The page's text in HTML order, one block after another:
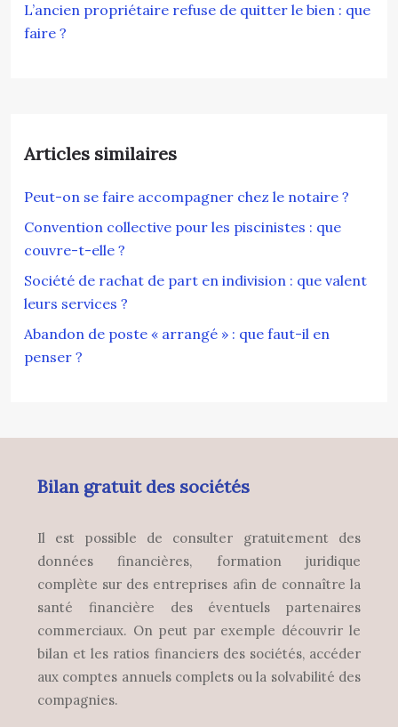
L’ancien propriétaire refuse de quitter le bien : que
faire ?
Articles similaires
Peut-on se faire accompagner chez le notaire ?
Convention collective pour les piscinistes : que
couvre-t-elle ?
Société de rachat de part en indivision : que valent
leurs services ?
Abandon de poste « arrangé » : que faut-il en
penser ?
Bilan gratuit des sociétés
Il est possible de consulter gratuitement des
données financières, formation juridique
complète sur des entreprises afin de connaître la
santé financière des éventuels partenaires
commerciaux. On peut par exemple découvrir le
bilan et les ratios financiers des sociétés, accéder
aux comptes annuels complets ou la solvabilité des
compagnies.